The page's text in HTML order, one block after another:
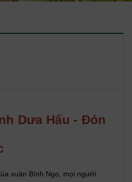
Dưa Hấu - Đón
xuân Bính Ngọ, mọi người